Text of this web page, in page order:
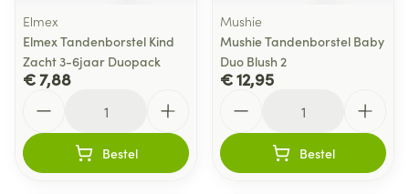
Elmex
Elmex Tandenborstel Kind
Zacht 3-6jaar Duopack
€ 7,88
Bestel
Mushie
Mushie Tandenborstel Baby
Duo Blush 2
€ 12,95
Bestel